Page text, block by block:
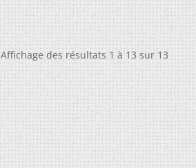
Affichage des résultats 1 à 13 sur 13